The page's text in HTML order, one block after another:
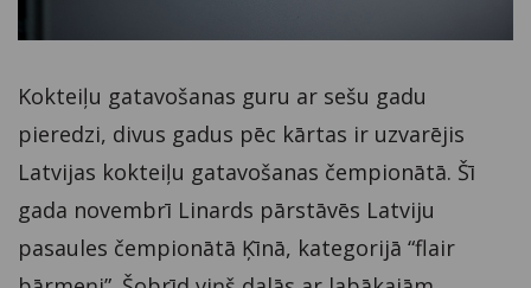
Kokteiļu gatavošanas guru ar sešu gadu
pieredzi, divus gadus pēc kārtas ir uzvarējis
Latvijas kokteiļu gatavošanas čempionātā. Šī
gada novembrī Linards pārstāvēs Latviju
pasaules čempionātā Ķīnā, kategorijā “flair